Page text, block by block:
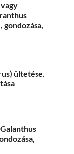
gondozása,
ültetése,